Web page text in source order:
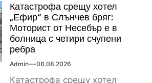
Катастрофа срещу хотел
„Ефир“ в Слънчев бряг:
Моторист от Несебър е в
болница с четири счупени
ребра
Admin 08.08.2026
Катастрофа срещу хотел